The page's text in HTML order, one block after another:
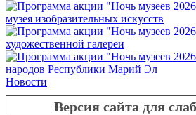
Новости
Версия сайта для